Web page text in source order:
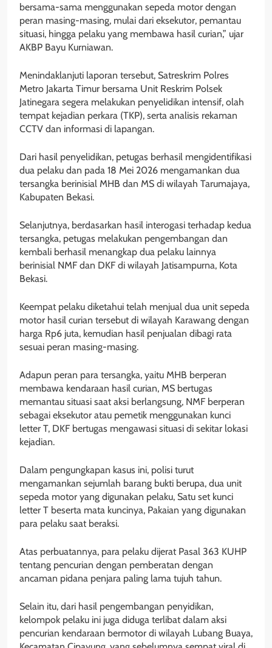
bersama-sama menggunakan sepeda motor dengan
peran masing-masing, mulai dari eksekutor, pemantau
situasi, hingga pelaku yang membawa hasil curian,” ujar
AKBP Bayu Kurniawan.
Menindaklanjuti laporan tersebut, Satreskrim Polres
Metro Jakarta Timur bersama Unit Reskrim Polsek
Jatinegara segera melakukan penyelidikan intensif, olah
tempat kejadian perkara (TKP), serta analisis rekaman
CCTV dan informasi di lapangan.
Dari hasil penyelidikan, petugas berhasil mengidentifikasi
dua pelaku dan pada 18 Mei 2026 mengamankan dua
tersangka berinisial MHB dan MS di wilayah Tarumajaya,
Kabupaten Bekasi.
Selanjutnya, berdasarkan hasil interogasi terhadap kedua
tersangka, petugas melakukan pengembangan dan
kembali berhasil menangkap dua pelaku lainnya
berinisial NMF dan DKF di wilayah Jatisampurna, Kota
Bekasi.
Keempat pelaku diketahui telah menjual dua unit sepeda
motor hasil curian tersebut di wilayah Karawang dengan
harga Rp6 juta, kemudian hasil penjualan dibagi rata
sesuai peran masing-masing.
Adapun peran para tersangka, yaitu MHB berperan
membawa kendaraan hasil curian, MS bertugas
memantau situasi saat aksi berlangsung, NMF berperan
sebagai eksekutor atau pemetik menggunakan kunci
letter T, DKF bertugas mengawasi situasi di sekitar lokasi
kejadian.
Dalam pengungkapan kasus ini, polisi turut
mengamankan sejumlah barang bukti berupa, dua unit
sepeda motor yang digunakan pelaku, Satu set kunci
letter T beserta mata kuncinya, Pakaian yang digunakan
para pelaku saat beraksi.
Atas perbuatannya, para pelaku dijerat Pasal 363 KUHP
tentang pencurian dengan pemberatan dengan
ancaman pidana penjara paling lama tujuh tahun.
Selain itu, dari hasil pengembangan penyidikan,
kelompok pelaku ini juga diduga terlibat dalam aksi
pencurian kendaraan bermotor di wilayah Lubang Buaya,